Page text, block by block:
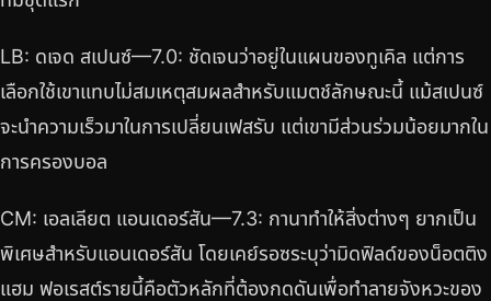
LB: ดเจด สเปนซ์—7.0: ชัดเจนว่าอยู่ในแผนของทูเคิล แต่การ
เลือกใช้เขาแทบไม่สมเหตุสมผลสำหรับแมตช์ลักษณะนี้ แม้สเปนซ์
จะนำความเร็วมาในการเปลี่ยนเฟสรับ แต่เขามีส่วนร่วมน้อยมากใน
การครองบอล
CM: เอลเลียต แอนเดอร์สัน—7.3: กานาทำให้สิ่งต่างๆ ยากเป็น
พิเศษสำหรับแอนเดอร์สัน โดยเคย์รอซระบุว่ามิดฟิลด์ของน็อตติง
แฮม ฟอเรสต์รายนี้คือตัวหลักที่ต้องกดดันเพื่อทำลายจังหวะของ